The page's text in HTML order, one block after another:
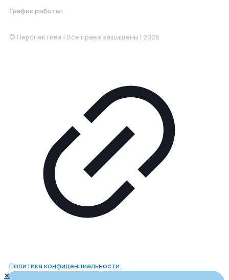
График работы:
© Перспектива | Все права защищены | 2026
Политика конфиденциальности
✕